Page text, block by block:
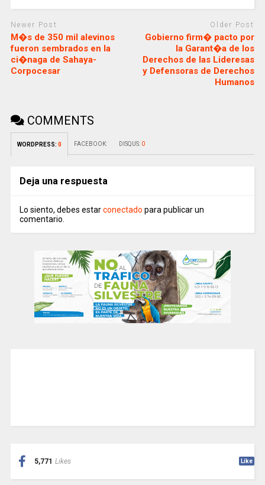
Newer Post
M�s de 350 mil alevinos
fueron sembrados en la
ci�naga de Sahaya-
Corpocesar
Older Post
Gobierno firm� pacto por
la Garant�a de los
Derechos de las Lideresas
y Defensoras de Derechos
Humanos
COMMENTS
WORDPRESS: 0 FACEBOOK: DISQUS: 0
Deja una respuesta
Lo siento, debes estarconectado para publicar un
comentario.
5,771 Likes Like